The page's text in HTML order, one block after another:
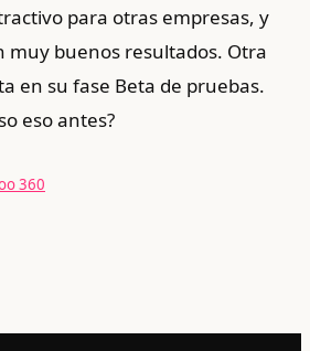
para otras empresas, y
muy buenos resultados. Otra
en su fase Beta de pruebas.
eso antes?
360